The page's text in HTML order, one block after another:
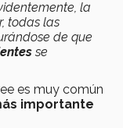
la
todas las
de que
se
es muy común
importante